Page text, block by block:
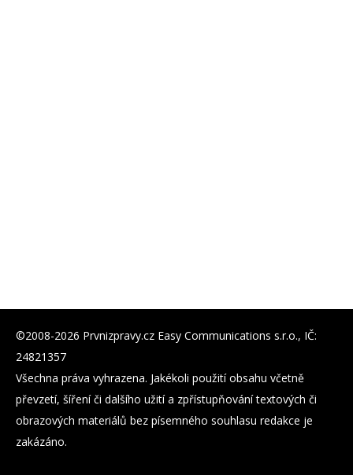
©2008-2026 Prvnizpravy.cz Easy Communications s.r.o., IČ:
24821357
Všechna práva vyhrazena. Jakékoli použití obsahu včetně
převzetí, šíření či dalšího užití a zpřístupňování textových či
obrazových materiálů bez písemného souhlasu redakce je
zakázáno.